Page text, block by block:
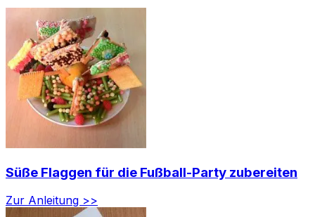
Süße Flaggen für die Fußball-Party zubereiten
Zur Anleitung >>